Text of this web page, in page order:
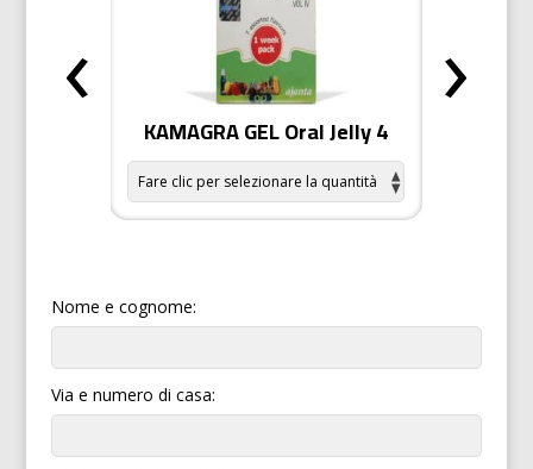
KAMAGRA GEL Oral Jelly 4
‹ ›
Nome e cognome:
Via e numero di casa: